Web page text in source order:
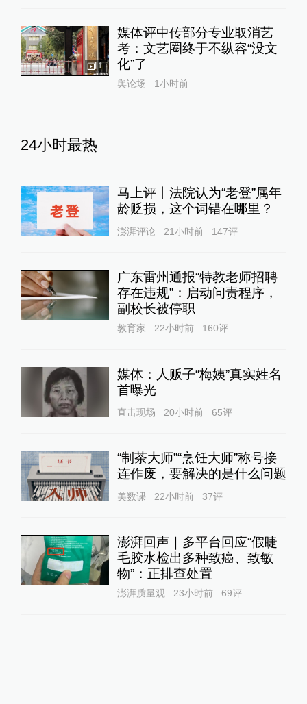
1
媒体评中传部分专业取消艺
考：文艺圈终于不纵容“没文
化”了
舆论场 1小时前
24小时最热
马上评丨法院认为“老登”属年
龄贬损，这个词错在哪里？
澎湃评论 21小时前 147评
广东雷州通报“特教老师招聘
存在违规”：启动问责程序，
副校长被停职
教育家 22小时前 160评
媒体：人贩子“梅姨”真实姓名
首曝光
直击现场 20小时前 65评
“制茶大师”“烹饪大师”称号接
连作废，要解决的是什么问题
美数课 22小时前 37评
澎湃回声｜多平台回应“假睫
毛胶水检出多种致癌、致敏
物”：正排查处置
澎湃质量观 23小时前 69评